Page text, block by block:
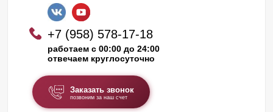
+7 (958) 578-17-18
работаем с 00:00 до 24:00
отвечаем круглосуточно
Заказать звонок
позвоним за наш счет